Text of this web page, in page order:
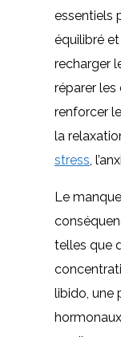
essentiels
équilibré
recharger
réparer
renforcer
la
stress ,
Le
telles que
libido, une